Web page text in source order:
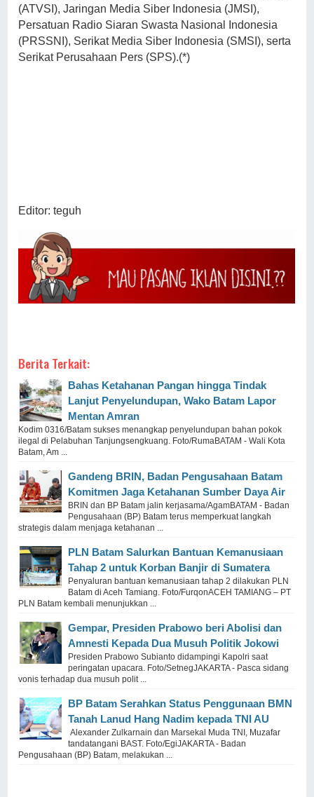
(ATVSI), Jaringan Media Siber Indonesia (JMSI),
Persatuan Radio Siaran Swasta Nasional Indonesia
(PRSSNI), Serikat Media Siber Indonesia (SMSI), serta
Serikat Perusahaan Pers (SPS).(*)
Editor: teguh
Berita Terkait:
Bahas Ketahanan Pangan hingga Tindak
Lanjut Penyelundupan, Wako Batam Lapor
Mentan Amran
Kodim 0316/Batam sukses menangkap penyelundupan bahan pokok
ilegal di Pelabuhan Tanjungsengkuang. Foto/RumaBATAM - Wali Kota
Batam, Am ...
Gandeng BRIN, Badan Pengusahaan Batam
Komitmen Jaga Ketahanan Sumber Daya Air
BRIN dan BP Batam jalin kerjasama/AgamBATAM - Badan
Pengusahaan (BP) Batam terus memperkuat langkah
strategis dalam menjaga ketahanan ...
PLN Batam Salurkan Bantuan Kemanusiaan
Tahap 2 untuk Korban Banjir di Sumatera
Penyaluran bantuan kemanusiaan tahap 2 dilakukan PLN
Batam di Aceh Tamiang. Foto/FurqonACEH TAMIANG – PT
PLN Batam kembali menunjukkan ...
Gempar, Presiden Prabowo beri Abolisi dan
Amnesti Kepada Dua Musuh Politik Jokowi
Presiden Prabowo Subianto didampingi Kapolri saat
peringatan upacara. Foto/SetnegJAKARTA - Pasca sidang
vonis terhadap dua musuh polit ...
BP Batam Serahkan Status Penggunaan BMN
Tanah Lanud Hang Nadim kepada TNI AU
Alexander Zulkarnain dan Marsekal Muda TNI, Muzafar
tandatangani BAST. Foto/EgiJAKARTA - Badan
Pengusahaan (BP) Batam, melakukan ...